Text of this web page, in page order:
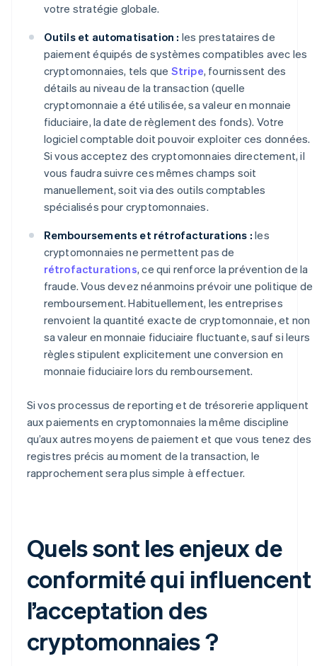
votre stratégie globale.
Outils et automatisation : les prestataires de
paiement équipés de systèmes compatibles avec les
cryptomonnaies, tels que Stripe, fournissent des
détails au niveau de la transaction (quelle
cryptomonnaie a été utilisée, sa valeur en monnaie
fiduciaire, la date de règlement des fonds). Votre
logiciel comptable doit pouvoir exploiter ces données.
Si vous acceptez des cryptomonnaies directement, il
vous faudra suivre ces mêmes champs soit
manuellement, soit via des outils comptables
spécialisés pour cryptomonnaies.
Remboursements et rétrofacturations : les
cryptomonnaies ne permettent pas de
rétrofacturations, ce qui renforce la prévention de la
fraude. Vous devez néanmoins prévoir une politique de
remboursement. Habituellement, les entreprises
renvoient la quantité exacte de cryptomonnaie, et non
sa valeur en monnaie fiduciaire fluctuante, sauf si leurs
règles stipulent explicitement une conversion en
monnaie fiduciaire lors du remboursement.
Si vos processus de reporting et de trésorerie appliquent
aux paiements en cryptomonnaies la même discipline
qu’aux autres moyens de paiement et que vous tenez des
registres précis au moment de la transaction, le
rapprochement sera plus simple à effectuer.
Quels sont les enjeux de
conformité qui influencent
l’acceptation des
cryptomonnaies ?